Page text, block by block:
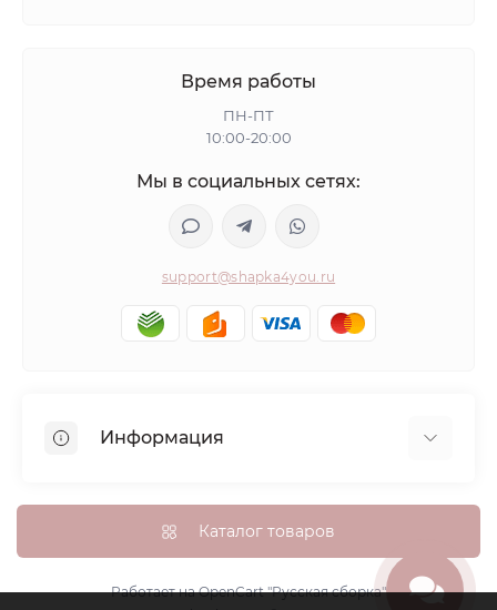
Время работы
ПН-ПТ
10:00-20:00
Мы в социальных сетях:
support@shapka4you.ru
Информация
Доставка, оплата и бонусные баллы
Гарантия возврата
Политика конфиденциальности
Каталог товаров
Работает наOpenCart "Русская сборка"